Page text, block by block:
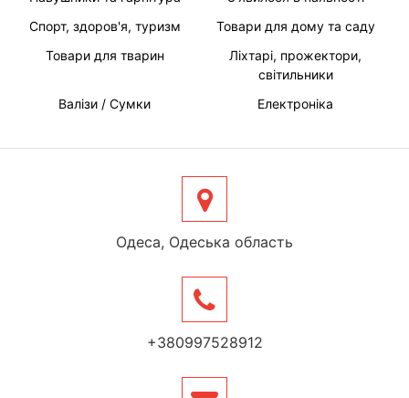
Спорт, здоров'я, туризм
Товари для дому та саду
Товари для тварин
Ліхтарі, прожектори,
світильники
Валізи / Сумки
Електроніка
Одеса, Одеська область
+380997528912